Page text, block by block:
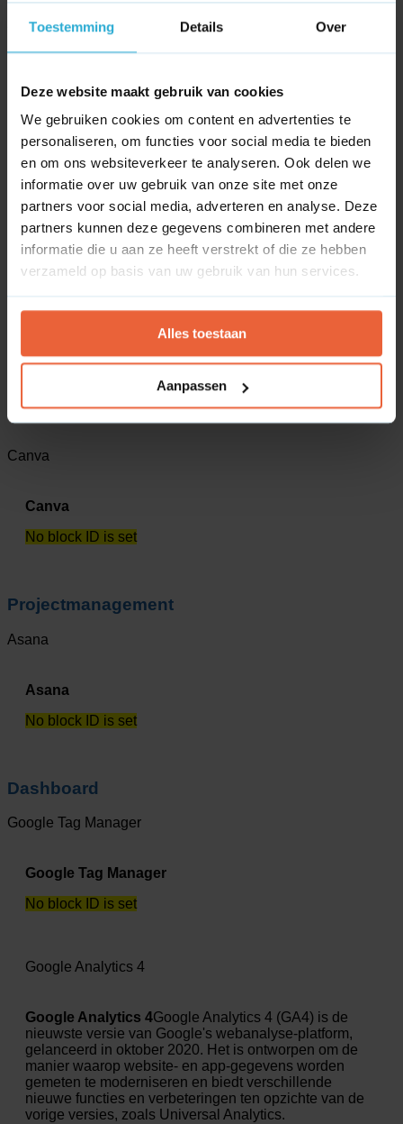
Toestemming Details Over
Deze website maakt gebruik van cookies
We gebruiken cookies om content en advertenties te
personaliseren, om functies voor social media te bieden
en om ons websiteverkeer te analyseren. Ook delen we
informatie over uw gebruik van onze site met onze
partners voor social media, adverteren en analyse. Deze
partners kunnen deze gegevens combineren met andere
informatie die u aan ze heeft verstrekt of die ze hebben
verzameld op basis van uw gebruik van hun services.
Alles toestaan
Aanpassen
Ahrefs
Channable
No block ID is set
Screaming Frog
Screaming Frog
Canva
Canva
No block ID is set
Projectmanagement
Asana
Asana
No block ID is set
Dashboard
Google Tag Manager
Google Tag Manager
No block ID is set
Google Analytics 4
Google Analytics 4Google Analytics 4 (GA4) is de
nieuwste versie van Google's webanalyse-platform,
gelanceerd in oktober 2020. Het is ontworpen om de
manier waarop website- en app-gegevens worden
gemeten te moderniseren en biedt verschillende
nieuwe functies en verbeteringen ten opzichte van de
vorige versies, zoals Universal Analytics.